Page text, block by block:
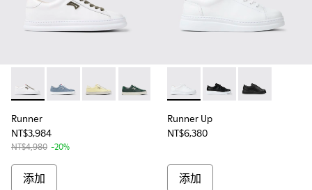
Runner - K201855-010 - 女士白色真皮運動鞋
Runner - K201855-012
Runner - K201855-011 - 女士黃色皮革和磨砂
Runner - K201855-003
Runner - K201855-002
Runner - K201855-001
Runner
NT$3,984
NT$4,980 -20%
添加
Runner Up - K200508-041 -
Runner Up -Runner Up -
Runner Up
NT$6,380
添加